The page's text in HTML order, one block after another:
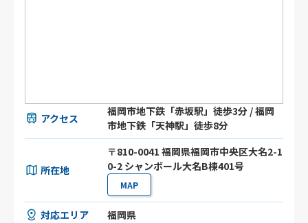
アクセス
福岡市地下鉄「赤坂駅」徒歩3分 / 福岡
市地下鉄「天神駅」徒歩8分
所在地
〒810-0041 福岡県福岡市中央区大名2-1
0-2 シャンボール大名B棟401号
MAP
対応エリア 福岡県